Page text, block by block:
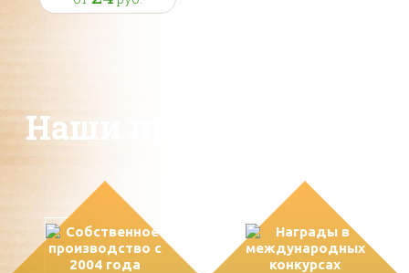
Наши преимущества